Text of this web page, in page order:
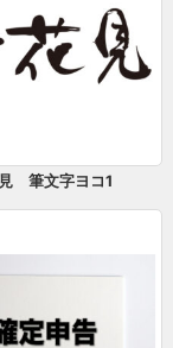
筆文字ヨコ1